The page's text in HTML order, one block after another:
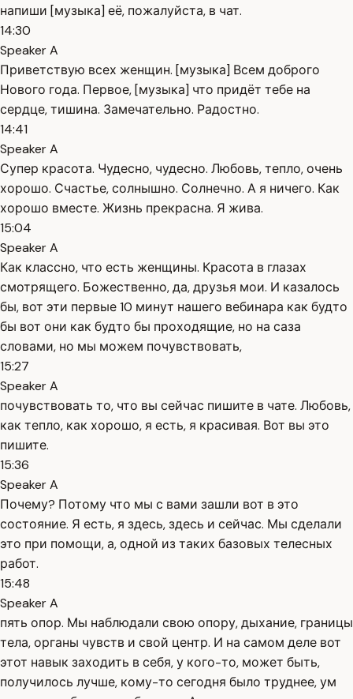
напиши [музыка] её, пожалуйста, в чат.
14:30
Speaker A
Приветствую всех женщин. [музыка] Всем доброго
Нового года. Первое, [музыка] что придёт тебе на
сердце, тишина. Замечательно. Радостно.
14:41
Speaker A
Супер красота. Чудесно, чудесно. Любовь, тепло, очень
хорошо. Счастье, солнышно. Солнечно. А я ничего. Как
хорошо вместе. Жизнь прекрасна. Я жива.
15:04
Speaker A
Как классно, что есть женщины. Красота в глазах
смотрящего. Божественно, да, друзья мои. И казалось
бы, вот эти первые 10 минут нашего вебинара как будто
бы вот они как будто бы проходящие, но на саза
словами, но мы можем почувствовать,
15:27
Speaker A
почувствовать то, что вы сейчас пишите в чате. Любовь,
как тепло, как хорошо, я есть, я красивая. Вот вы это
пишите.
15:36
Speaker A
Почему? Потому что мы с вами зашли вот в это
состояние. Я есть, я здесь, здесь и сейчас. Мы сделали
это при помощи, а, одной из таких базовых телесных
работ.
15:48
Speaker A
пять опор. Мы наблюдали свою опору, дыхание, границы
тела, органы чувств и свой центр. И на самом деле вот
этот навык заходить в себя, у кого-то, может быть,
получилось лучше, кому-то сегодня было труднее, ум